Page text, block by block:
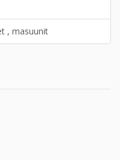
, masuunit